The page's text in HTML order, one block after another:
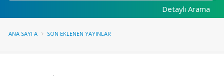
Detaylı Arama
ANA SAYFA SON EKLENEN YAYINLAR